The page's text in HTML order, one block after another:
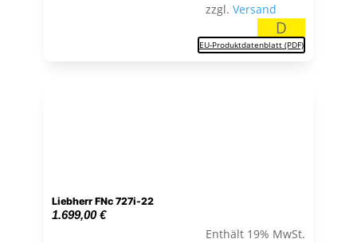
zzgl.Versand
D
EU-Produktdatenblatt (PDF)
Liebherr FNc 727i-22
1.699,00€
Enthält 19% MwSt.